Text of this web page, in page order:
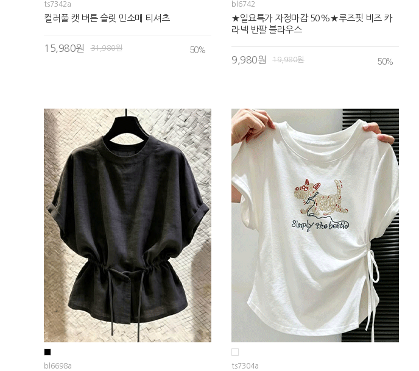
ts7342a
컬러풀 캣 버튼 슬릿 민소매 티셔츠
15,980원 31,980원 50%
bl6742
★일요특가 자정마감 50%★루즈핏 비즈 카
라넥 반팔 블라우스
9,980원 19,980원 50%
bl6698a ts7304a